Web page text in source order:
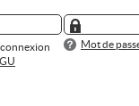
Mot de